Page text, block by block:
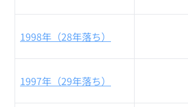
1998年（28年落ち）
1997年（29年落ち）